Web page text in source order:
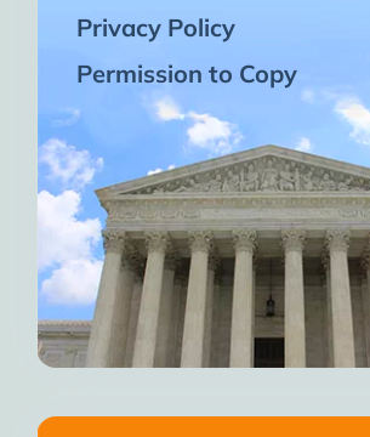
Privacy Policy
Permission to Copy